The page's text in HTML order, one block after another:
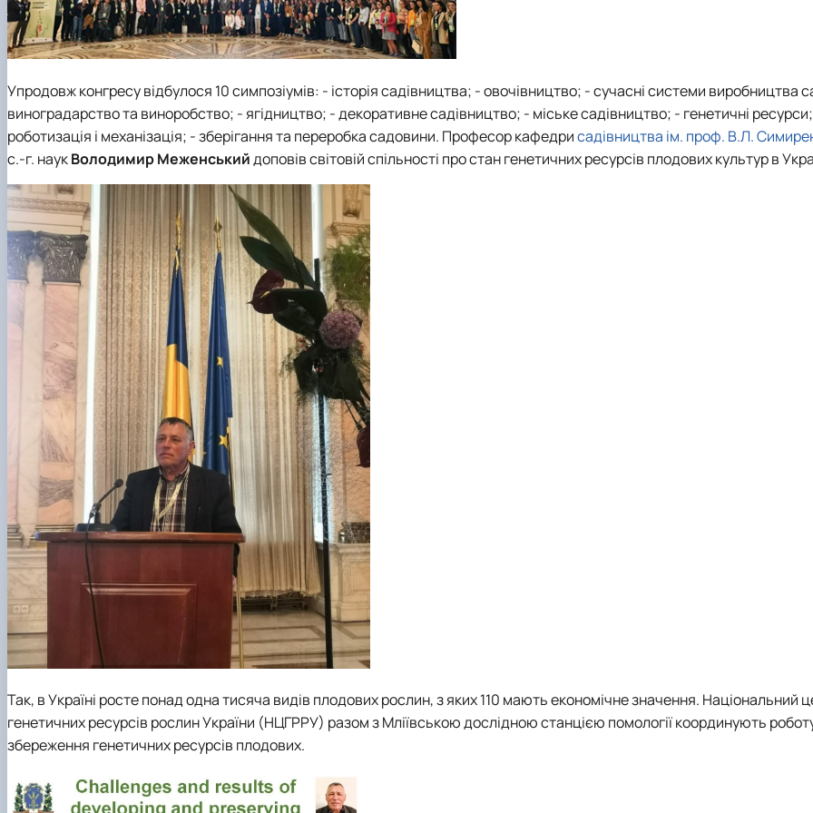
Упродовж конгресу відбулося 10 симпозіумів: - історія садівництва; - овочівництво; - сучасні системи виробництва
виноградарство та виноробство; - ягідництво; - декоративне садівництво; - міське садівництво; - генетичні
роботизація і механізація; - зберігання та переробка садовини. Професор кафедрисадівництва ім. проф. В.Л.
с.-г. наукВолодимир Меженськийдоповів світовій спільності про стан генетичних ресурсів плодових культур в
Так, в Україні росте понад одна тисяча видів плодових рослин, з яких 110 мають економічне значення. Національний
генетичних ресурсів рослин України (НЦГРРУ) разом з Мліївською дослідною станцією помології координують
збереження генетичних ресурсів плодових.